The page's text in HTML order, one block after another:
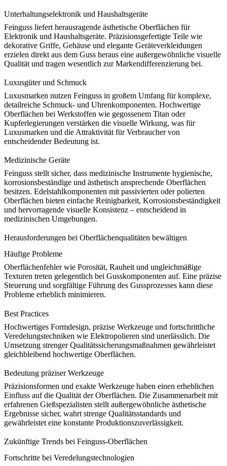
Unterhaltungselektronik und Haushaltsgeräte
Feinguss liefert herausragende ästhetische Oberflächen für
Elektronik und Haushaltsgeräte. Präzisionsgefertigte Teile wie
dekorative Griffe, Gehäuse und elegante Geräteverkleidungen
erzielen direkt aus dem Guss heraus eine außergewöhnliche visuelle
Qualität und tragen wesentlich zurMarkendifferenzierung bei.
Luxusgüter und Schmuck
Luxusmarken nutzen Feinguss in großem Umfang für komplexe,
detailreiche Schmuck- und Uhrenkomponenten. Hochwertige
Oberflächen bei Werkstoffen wie gegossenem Titan oder
Kupferlegierungen verstärken die visuelle Wirkung, was für
Luxusmarken und die Attraktivität für Verbraucher von
entscheidender Bedeutung ist.
Medizinische Geräte
Feinguss stellt sicher, dass medizinische Instrumente hygienische,
korrosionsbeständige und ästhetisch ansprechende Oberflächen
besitzen. Edelstahlkomponenten mit passivierten oder polierten
Oberflächen bieten einfache Reinigbarkeit, Korrosionsbeständigkeit
und hervorragende visuelle Konsistenz – entscheidend in
medizinischen Umgebungen.
Herausforderungen bei Oberflächenqualitäten bewältigen
Häufige Probleme
Oberflächenfehler wie Porosität, Rauheit und ungleichmäßige
Texturen treten gelegentlich bei Gusskomponenten auf. Eine präzise
Steuerung und sorgfältige Führung des Gussprozesses kann diese
Probleme erheblich minimieren.
Best Practices
Hochwertiges Formdesign, präzise Werkzeuge und fortschrittliche
Veredelungstechniken wie Elektropolieren sind unerlässlich. Die
Umsetzung strenger Qualitätssicherungsmaßnahmen gewährleistet
gleichbleibend hochwertige Oberflächen.
Bedeutung präziser Werkzeuge
Präzisionsformen und exakte Werkzeuge haben einen erheblichen
Einfluss auf die Qualität der Oberflächen. Die Zusammenarbeit mit
erfahrenen Gießspezialisten stellt außergewöhnliche ästhetische
Ergebnisse sicher, wahrt strenge Qualitätsstandards und
gewährleistet eine konstante Produktionszuverlässigkeit.
Zukünftige Trends bei Feinguss-Oberflächen
Fortschritte bei Veredelungstechnologien